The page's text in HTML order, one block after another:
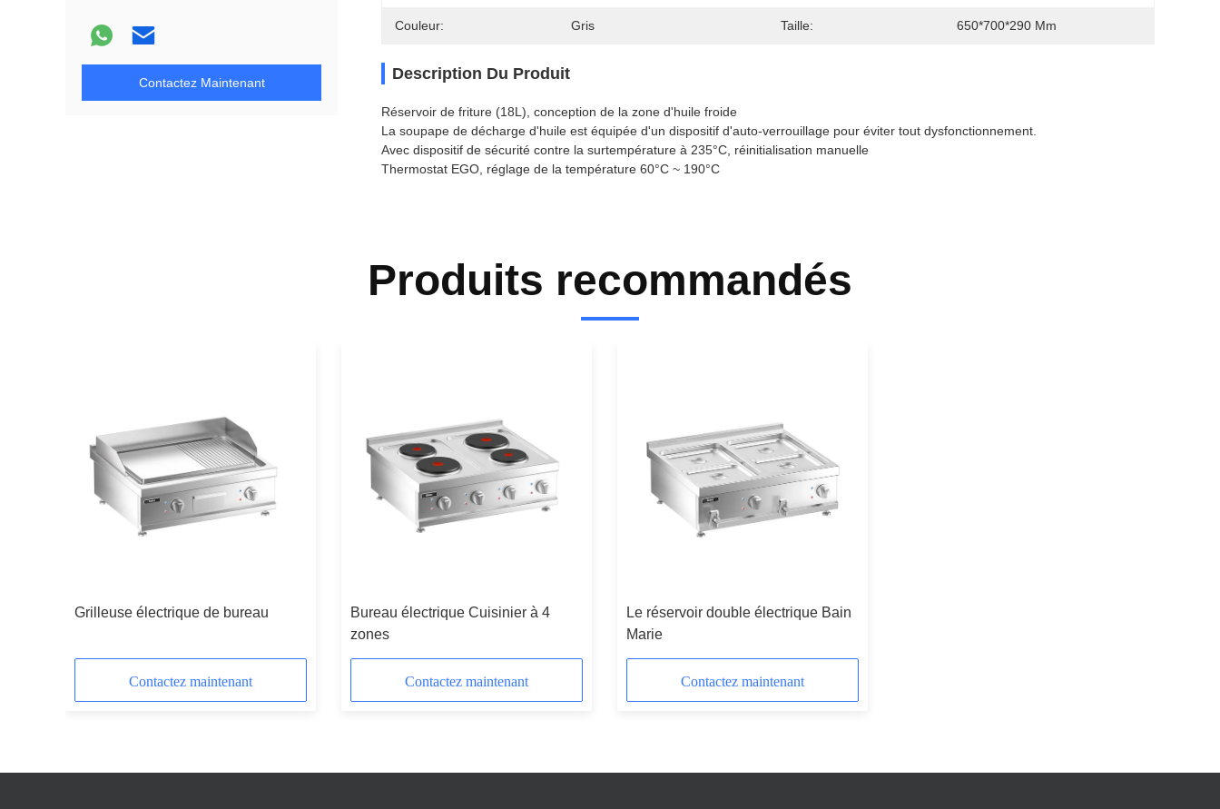
Contactez Maintenant
Couleur: Gris Taille: 650*700*290 Mm
Description Du Produit
Réservoir de friture (18L), conception de la zone d'huile froide
La soupape de décharge d'huile est équipée d'un dispositif d'auto-verrouillage pour éviter tout dysfonctionnement.
Avec dispositif de sécurité contre la surtempérature à 235°C, réinitialisation manuelle
Thermostat EGO, réglage de la température 60°C ~ 190°C
Produits recommandés
Grilleuse électrique de bureau
Contactez maintenant
Bureau électrique Cuisinier à 4
zones
Contactez maintenant
Le réservoir double électrique Bain
Marie
Contactez maintenant